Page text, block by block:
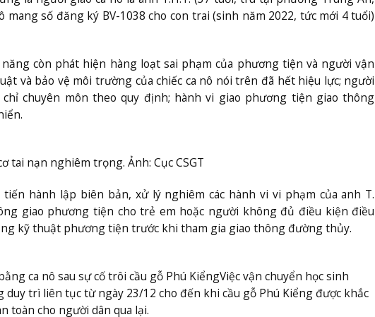
mang số đăng ký BV-1038 cho con trai (sinh năm 2022, tức mới 4 tuổi)
còn phát hiện hàng loạt sai phạm của phương tiện và người vận
và bảo vệ môi trường của chiếc ca nô nói trên đã hết hiệu lực; người
chuyên môn theo quy định; hành vi giao phương tiện giao thông
tai nạn nghiêm trọng. Ảnh: Cục CSGT
hành lập biên bản, xử lý nghiêm các hành vi vi phạm của anh T.
giao phương tiện cho trẻ em hoặc người không đủ điều kiện điều
kỹ thuật phương tiện trước khi tham gia giao thông đường thủy.
ca nô sau sự cố trôi cầu gỗ Phú KiểngViệc vận chuyển học sinh
duy trì liên tục từ ngày 23/12 cho đến khi cầu gỗ Phú Kiểng được khắc
toàn cho người dân qua lại.